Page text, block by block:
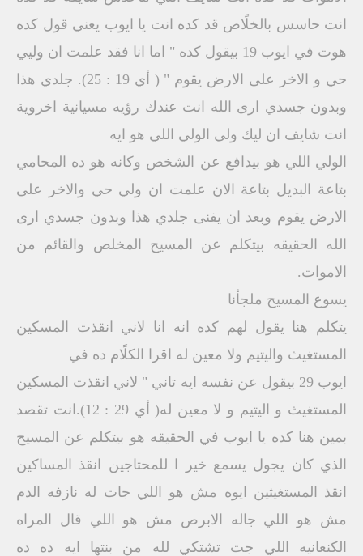
انت حاسس بالخلًاص قد كده انت يا ايوب يعني قول كده
هوت في ايوب 19 بيقول كده " اما انا فقد علمت ان وليي
حي و الاخر على الارض يقوم " ( أي 19 : 25). جلدي هذا
وبدون جسدي ارى الله انت عندك رؤيه مسيانية اخروية
انت شايف ان ليك ولي الولي اللي هو ايه
الولي اللي هو بيدافع عن الشخص وكانه هو ده المحامي
بتاعة البديل بتاعة الان علمت ان ولي حي والاخر على
الارض يقوم وبعد ان يفنى جلدي هذا وبدون جسدي ارى
الله الحقيقه بيتكلم عن المسيح المخلص والقائم من
الاموات.
يسوع المسيح ملجأنا
يتكلم هنا يقول لهم كده انه انا لاني انقذت المسكين
المستغيث واليتيم ولا معين له اقرا الكلًام ده في
ايوب 29 بيقول عن نفسه ايه تاني " لاني انقذت المسكين
المستغيث و اليتيم و لا معين له( أي 29 : 12).انت تقصد
بمين هنا كده يا ايوب في الحقيقه هو بيتكلم عن المسيح
الذي كان يجول يسمع خير ا للمحتاجين انقذ المساكين
انقذ المستغيثين ايوه مش هو اللي جات له نازفه الدم
مش هو اللي جاله الابرص مش هو اللي قال المراه
الكنعانيه اللي جت تشتكي لله من بنتها ايه ده ده